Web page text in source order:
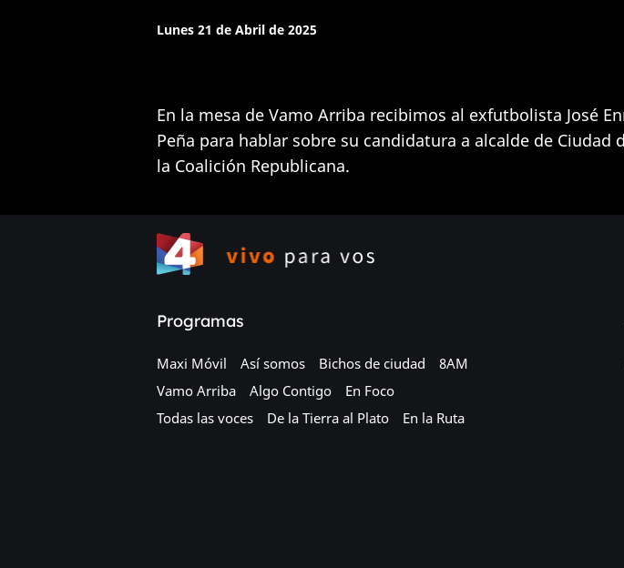
Lunes 21 de Abril de 2025
En la mesa de Vamo Arriba recibimos al exfutbolista José
Peña para hablar sobre su candidatura a alcalde de Ciudad
la Coalición Republicana.
Programas
Maxi Móvil Así somos Bichos de ciudad
8AM
Vamo Arriba
Algo Contigo
En Foco
Todas las voces
De la Tierra al Plato En la Ruta